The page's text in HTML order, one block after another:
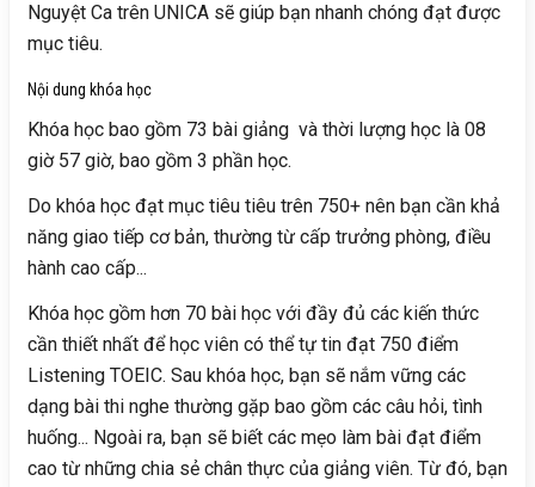
Nguyệt Ca trên UNICA sẽ giúp bạn nhanh chóng đạt được
mục tiêu.
Nội dung khóa học
Khóa học bao gồm 73 bài giảng và thời lượng học là 08
giờ 57 giờ, bao gồm 3 phần học.
Do khóa học đạt mục tiêu tiêu trên 750+ nên bạn cần khả
năng giao tiếp cơ bản, thường từ cấp trưởng phòng, điều
hành cao cấp...
Khóa học gồm hơn 70 bài học với đầy đủ các kiến thức
cần thiết nhất để học viên có thể tự tin đạt 750 điểm
Listening TOEIC. Sau khóa học, bạn sẽ nắm vững các
dạng bài thi nghe thường gặp bao gồm các câu hỏi, tình
huống... Ngoài ra, bạn sẽ biết các mẹo làm bài đạt điểm
cao từ những chia sẻ chân thực của giảng viên. Từ đó, bạn